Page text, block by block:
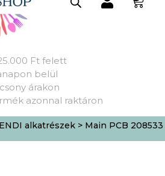
Ft felett
belül
árakon
azonnal raktáron
alkatrészek > Main PCB 208533